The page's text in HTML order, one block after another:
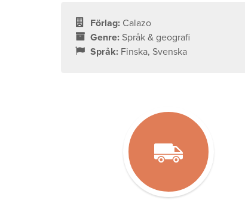
Förlag: Calazo
Genre: Språk & geografi
Språk: Finska, Svenska